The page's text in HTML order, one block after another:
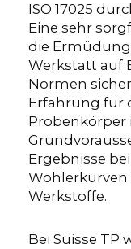
ISO 17025
Eine sehr
die
Werkstatt auf
Normen
Erfahrung für
Probenkörper
Ergebnisse
Wöhlerkurven
Werkstoffe.
Bei Suisse TP